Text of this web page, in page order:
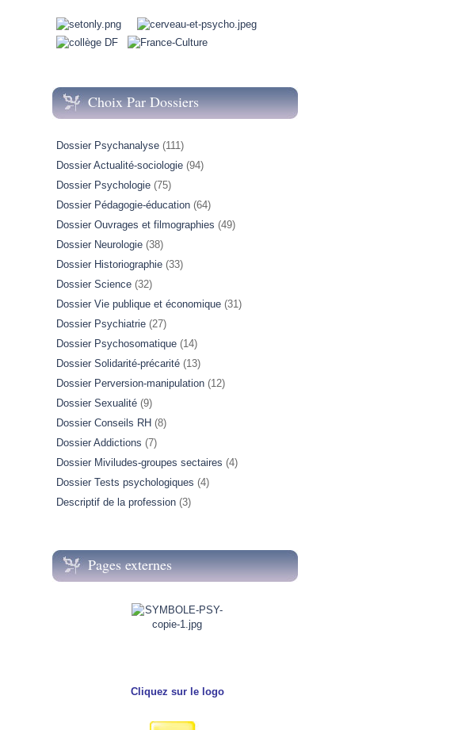
Choix Par Dossiers
Dossier Psychanalyse (111)
Dossier Actualité-sociologie (94)
Dossier Psychologie (75)
Dossier Pédagogie-éducation (64)
Dossier Ouvrages et filmographies (49)
Dossier Neurologie (38)
Dossier Historiographie (33)
Dossier Science (32)
Dossier Vie publique et économique (31)
Dossier Psychiatrie (27)
Dossier Psychosomatique (14)
Dossier Solidarité-précarité (13)
Dossier Perversion-manipulation (12)
Dossier Sexualité (9)
Dossier Conseils RH (8)
Dossier Addictions (7)
Dossier Miviludes-groupes sectaires (4)
Dossier Tests psychologiques (4)
Descriptif de la profession (3)
Pages externes
Cliquez sur le logo